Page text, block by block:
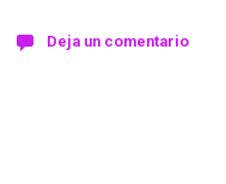
Deja un comentario